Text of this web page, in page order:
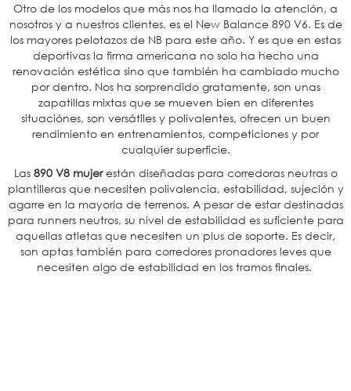
Otro de los modelos que más nos ha llamado la atención, a
nosotros y a nuestros clientes, es el New Balance 890 V6. Es de
los mayores pelotazos de NB para este año. Y es que en estas
deportivas la firma americana no solo ha hecho una
renovación estética sino que también ha cambiado mucho
por dentro. Nos ha sorprendido gratamente, son unas
zapatillas mixtas que se mueven bien en diferentes
situaciónes, son versátiles y polivalentes, ofrecen un buen
rendimiento en entrenamientos, competiciones y por
cualquier superficie.
Las 890 V8 mujerestán diseñadas para corredoras neutras o
plantilleras que necesiten polivalencia, estabilidad, sujeción y
agarre en la mayoría de terrenos. A pesar de estar destinadas
para runners neutros, su nivel de estabilidad es suficiente para
aquellas atletas que necesiten un plus de soporte. Es decir,
son aptas también para corredores pronadores leves que
necesiten algo de estabilidad en los tramos finales.